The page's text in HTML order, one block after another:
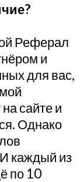
Реферал
и
для вас,
сайте и
Однако
каждый из
по 10